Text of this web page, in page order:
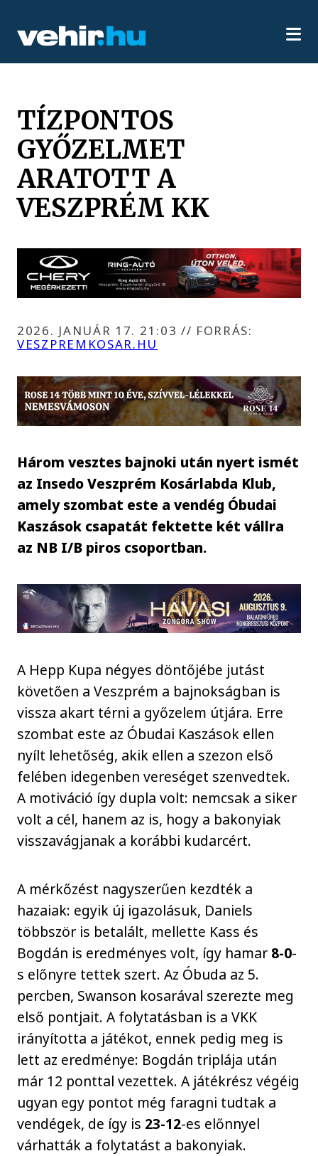
TÍZPONTOS
GYŐZELMET
ARATOTT A
VESZPRÉM KK
2026. JANUÁR 17. 21:03 // FORRÁS:
VESZPREMKOSAR.HU
Három vesztes bajnoki után nyert ismét
az Insedo Veszprém Kosárlabda Klub,
amely szombat este a vendég Óbudai
Kaszások csapatát fektette két vállra
az NB I/B piros csoportban.
A Hepp Kupa négyes döntőjébe jutást
követően a Veszprém a bajnokságban is
vissza akart térni a győzelem útjára. Erre
szombat este az Óbudai Kaszások ellen
nyílt lehetőség, akik ellen a szezon első
felében idegenben vereséget szenvedtek.
A motiváció így dupla volt: nemcsak a siker
volt a cél, hanem az is, hogy a bakonyiak
visszavágjanak a korábbi kudarcért.
A mérkőzést nagyszerűen kezdték a
hazaiak: egyik új igazolásuk, Daniels
többször is betalált, mellette Kass és
Bogdán is eredményes volt, így hamar 8-0-
s előnyre tettek szert. Az Óbuda az 5.
percben, Swanson kosarával szerezte meg
első pontjait. A folytatásban is a VKK
irányította a játékot, ennek pedig meg is
lett az eredménye: Bogdán triplája után
már 12 ponttal vezettek. A játékrész végéig
ugyan egy pontot még faragni tudtak a
vendégek, de így is 23-12-es előnnyel
várhatták a folytatást a bakonyiak.